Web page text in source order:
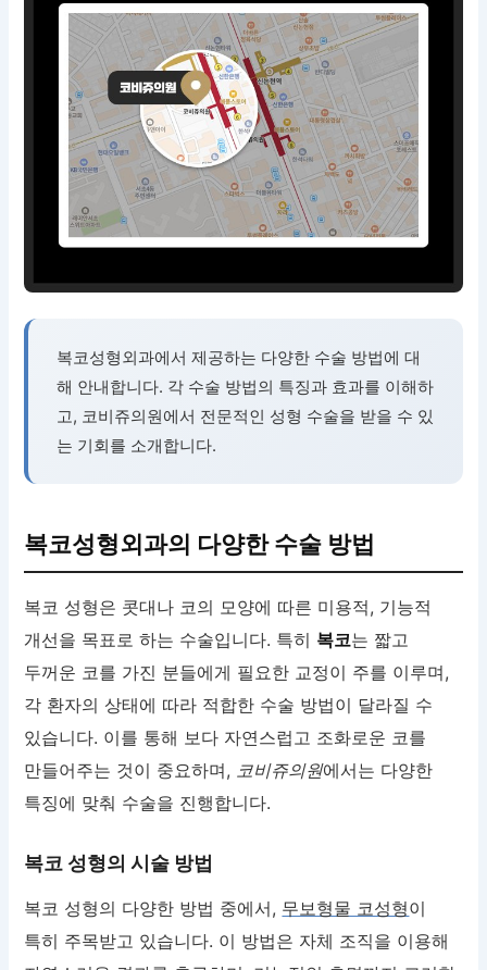
복코성형외과에서 제공하는 다양한 수술 방법에 대
해 안내합니다. 각 수술 방법의 특징과 효과를 이해하
고, 코비쥬의원에서 전문적인 성형 수술을 받을 수 있
는 기회를 소개합니다.
복코성형외과의 다양한 수술 방법
복코 성형은 콧대나 코의 모양에 따른 미용적, 기능적
개선을 목표로 하는 수술입니다. 특히 복코는 짧고
두꺼운 코를 가진 분들에게 필요한 교정이 주를 이루며,
각 환자의 상태에 따라 적합한 수술 방법이 달라질 수
있습니다. 이를 통해 보다 자연스럽고 조화로운 코를
만들어주는 것이 중요하며, 코비쥬의원에서는 다양한
특징에 맞춰 수술을 진행합니다.
복코 성형의 시술 방법
복코 성형의 다양한 방법 중에서, 무보형물 코성형이
특히 주목받고 있습니다. 이 방법은 자체 조직을 이용해